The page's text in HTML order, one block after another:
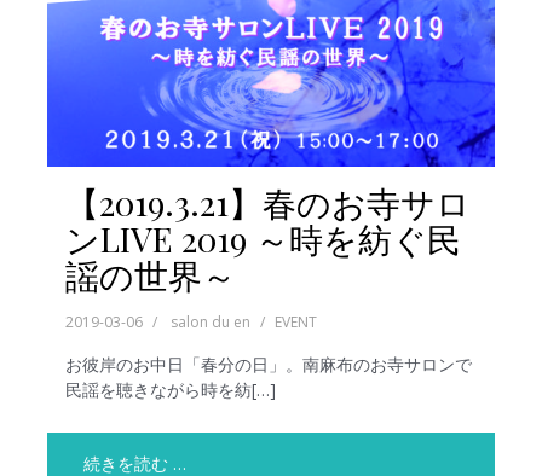
【2019.3.21】春のお寺サロ
ンLIVE 2019 ～時を紡ぐ民
謡の世界～
2019-03-06 salon du en EVENT
お彼岸のお中日「春分の日」。南麻布のお寺サロンで
民謡を聴きながら時を紡[…]
続きを読む …